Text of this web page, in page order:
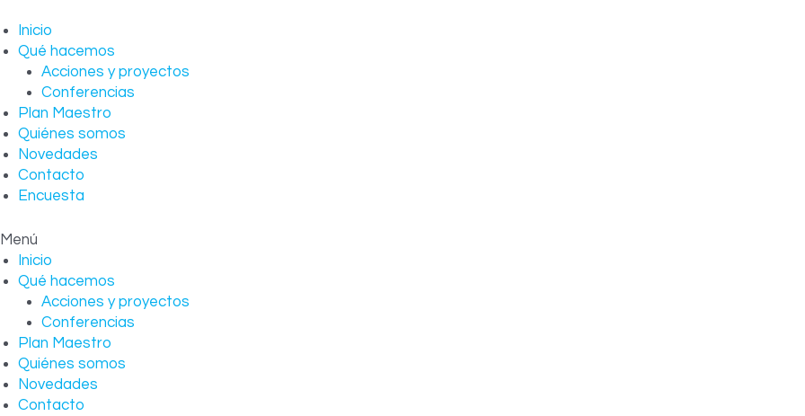
al
contenido
Inicio
Qué hacemos
Acciones y proyectos
Conferencias
Plan Maestro
Quiénes somos
Novedades
Contacto
Encuesta
Menú
Inicio
Qué hacemos
Acciones y proyectos
Conferencias
Plan Maestro
Quiénes somos
Novedades
Contacto